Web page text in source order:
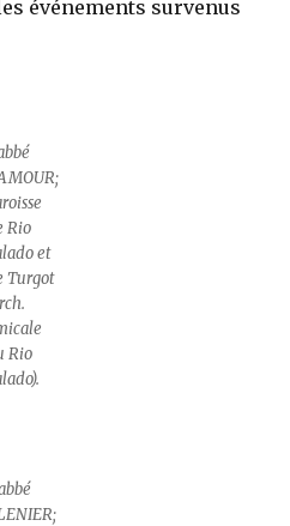
événements survenus
Rio
et
Turgot
Rio